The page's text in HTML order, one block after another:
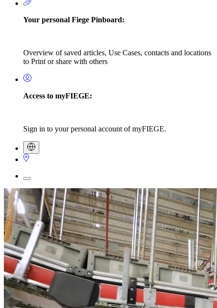
Your personal Fiege Pinboard:
Overview of saved articles, Use Cases, contacts and locations
to Print or share with others
Access to myFIEGE:
Sign in to your personal account of myFIEGE.